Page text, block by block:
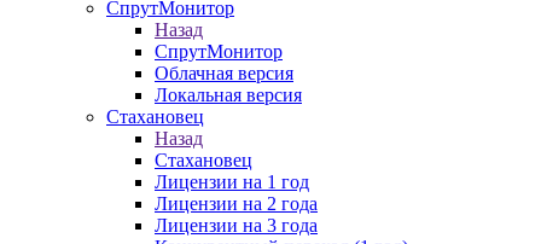
СпрутМонитор
Назад
СпрутМонитор
Облачная версия
Локальная версия
Стахановец
Назад
Стахановец
Лицензии на 1 год
Лицензии на 2 года
Лицензии на 3 года